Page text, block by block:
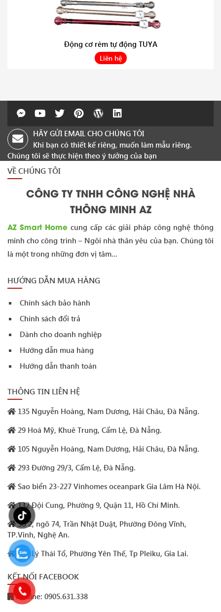
Động cơ rèm tự động TUYA
Liên hệ
HÃY GỬI EMAIL CHO CHÚNG TÔI
Khi bạn có thiết kế riêng, muốn làm mẫu riêng.
Chúng tôi sẽ thực hiện theo ý tưởng của bạn
VỀ CHÚNG TÔI
CÔNG TY TNHH CÔNG NGHỆ NHÀ
THÔNG MINH AZ
AZ Smart Home cung cấp các giải pháp công nghệ thông
minh cho công trình – Ngôi nhà thân yêu của bạn. Chúng tôi
là một trong những đơn vị tâm...
HƯỚNG DẪN MUA HÀNG
Chính sách bảo hành
Chính sách đổi trả
Dành cho doanh nghiệp
Hướng dẫn mua hàng
Hướng dẫn thanh toán
THÔNG TIN LIÊN HỆ
135 Nguyễn Hoàng, Nam Dương, Hải Châu, Đà Nẵng.
29 Hoá Mỹ, Khuê Trung, Cẩm Lệ, Đà Nẵng.
105 Nguyễn Hoàng, Nam Dương, Hải Châu, Đà Nẵng.
293 Đường 29/3, Cẩm Lệ, Đà Nẵng.
Sao biển 23-227 Vinhomes oceanpark Gia Lâm Hà Nội.
132 Đội Cung, Phường 9, Quận 11, Hồ Chí Minh.
Số 2, ngõ 74, Trần Nhật Duật, Phường Đông Vĩnh,
TP.Vinh, Nghệ An.
225 Lý Thái Tổ, Phường Yên Thế, Tp Pleiku, Gia Lai.
KẾT NỐI FACEBOOK
Hotline: 0905.631.338